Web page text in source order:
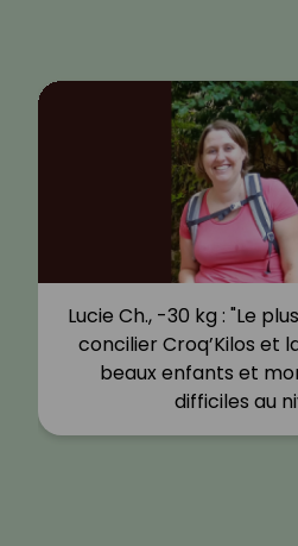
Lucie Ch., -30 kg : "Le
concilier Croq’Kilos et
beaux enfants et
difficiles au